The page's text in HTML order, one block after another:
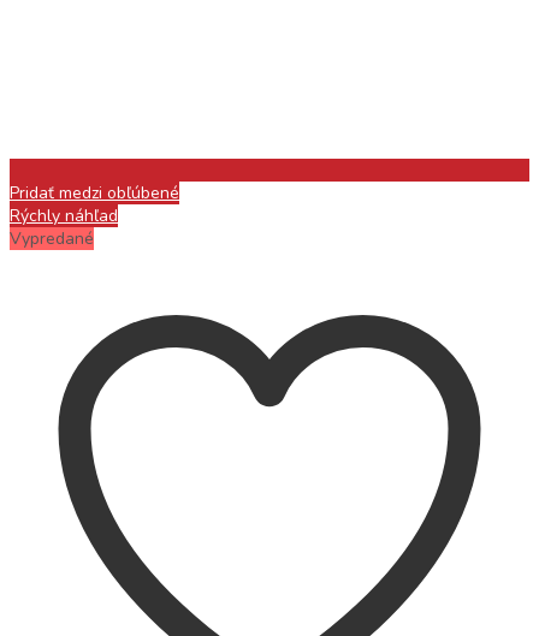
Pridať medzi obľúbené
Rýchly náhľad
Vypredané